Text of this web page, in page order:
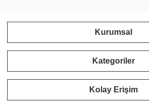
Kurumsal
Kategoriler
Kolay Erişim